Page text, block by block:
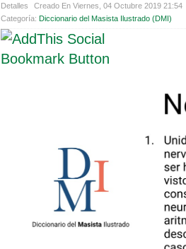
Detalles
Creado En Viernes, 04 Octubre 2019 21:54
Categoría: Diccionario del Masista Ilustrado (DMI)